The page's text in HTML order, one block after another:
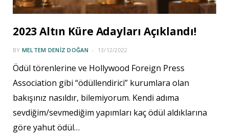
2023 Altın Küre Adayları Açıklandı!
BY MELTEM DENIZ DOĞAN 13/12/2022
Ödül törenlerine ve Hollywood Foreign Press
Association gibi “ödüllendirici” kurumlara olan
bakışınız nasıldır, bilemiyorum. Kendi adıma
sevdiğim/sevmediğim yapımları kaç ödül aldıklarına
göre yahut ödül…